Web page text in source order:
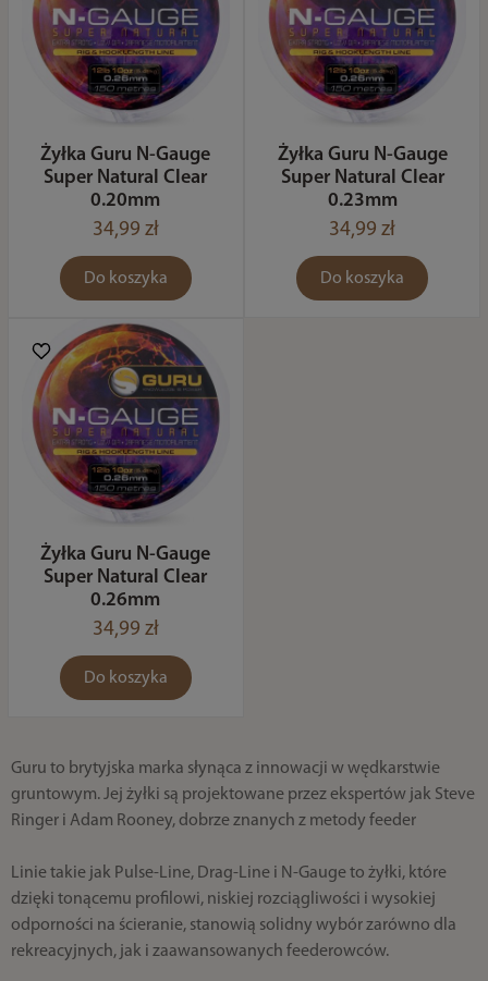
Żyłka Guru N-Gauge
Super Natural Clear
0.20mm
34,99 zł
Do koszyka
Żyłka Guru N-Gauge
Super Natural Clear
0.23mm
34,99 zł
Do koszyka
Żyłka Guru N-Gauge
Super Natural Clear
0.26mm
34,99 zł
Do koszyka
Guru to brytyjska marka słynąca z innowacji w wędkarstwie
gruntowym. Jej żyłki są projektowane przez ekspertów jak Steve
Ringer i Adam Rooney, dobrze znanych z metody feeder
Linie takie jak Pulse‑Line, Drag‑Line i N‑Gauge to żyłki, które
dzięki tonącemu profilowi, niskiej rozciągliwości i wysokiej
odporności na ścieranie, stanowią solidny wybór zarówno dla
rekreacyjnych, jak i zaawansowanych feederowców.